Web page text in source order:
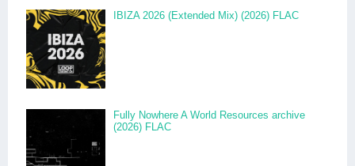
IBIZA 2026 (Extended Mix) (2026) FLAC
Fully Nowhere A World Resources archive
(2026) FLAC